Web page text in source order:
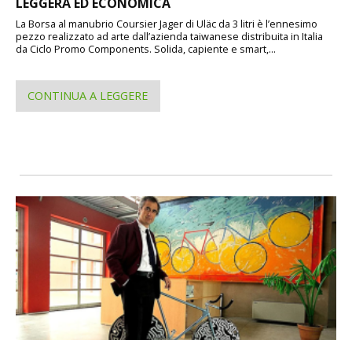
La Borsa al manubrio Coursier Jager di Uläc da 3 litri è l’ennesimo
pezzo realizzato ad arte dall’azienda taiwanese distribuita in Italia
da Ciclo Promo Components. Solida, capiente e smart,...
CONTINUA A LEGGERE